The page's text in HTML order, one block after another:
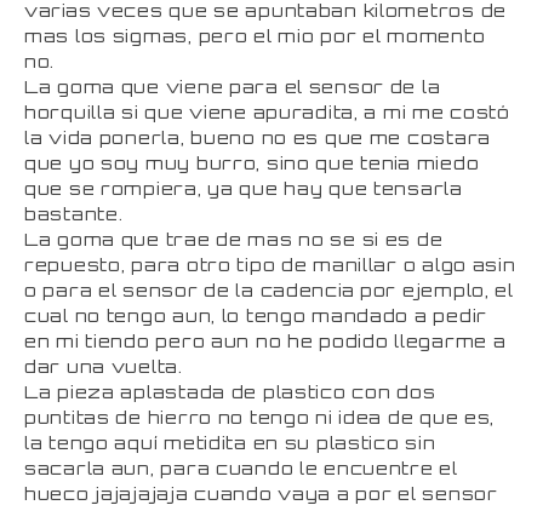
varias veces que se apuntaban kilometros de
mas los sigmas, pero el mio por el momento
no.
La goma que viene para el sensor de la
horquilla si que viene apuradita, a mi me costó
la vida ponerla, bueno no es que me costara
que yo soy muy burro, sino que tenia miedo
que se rompiera, ya que hay que tensarla
bastante.
La goma que trae de mas no se si es de
repuesto, para otro tipo de manillar o algo asin
o para el sensor de la cadencia por ejemplo, el
cual no tengo aun, lo tengo mandado a pedir
en mi tiendo pero aun no he podido llegarme a
dar una vuelta.
La pieza aplastada de plastico con dos
puntitas de hierro no tengo ni idea de que es,
la tengo aquí metidita en su plastico sin
sacarla aun, para cuando le encuentre el
hueco jajajajaja cuando vaya a por el sensor